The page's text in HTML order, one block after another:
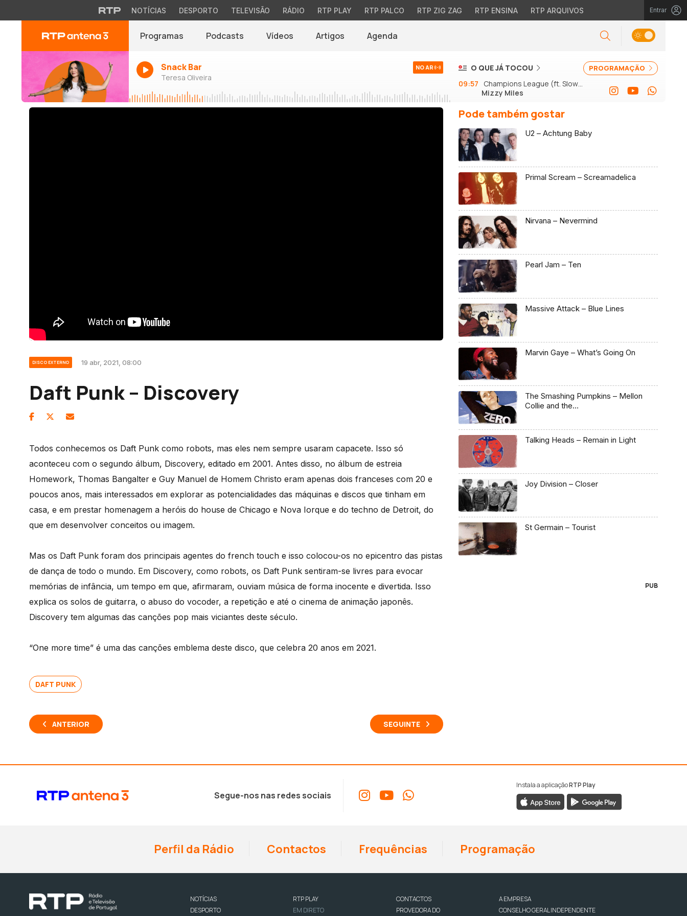
NOTÍCIAS DESPORTO TELEVISÃO RÁDIO RTP PLAY RTP PALCO RTP ZIG ZAG RTP ENSINA RTP ARQUIVOS Entrar
Programas Podcasts Vídeos Artigos Agenda
Snack Bar
Teresa Oliveira
NO AR PROGRAMAÇÃO
O QUE JÁ TOCOU
09:57
Champions League (ft. Slow J
e GSon)
Mizzy Miles
DISCO EXTERNO 19 abr, 2021, 08:00
Daft Punk – Discovery
Todos conhecemos os Daft Punk como robots, mas eles nem sempre usaram capacete. Isso só
aconteceu com o segundo álbum, Discovery, editado em 2001. Antes disso, no álbum de estreia
Homework, Thomas Bangalter e Guy Manuel de Homem Christo eram apenas dois franceses com 20 e
poucos anos, mais interessados em explorar as potencialidades das máquinas e discos que tinham em
casa, e em prestar homenagem a heróis do house de Chicago e Nova Iorque e do techno de Detroit, do
que em desenvolver conceitos ou imagem.
Mas os Daft Punk foram dos principais agentes do french touch e isso colocou-os no epicentro das pistas
de dança de todo o mundo. Em Discovery, como robots, os Daft Punk sentiram-se livres para evocar
memórias de infância, um tempo em que, afirmaram, ouviam música de forma inocente e divertida. Isso
explica os solos de guitarra, o abuso do vocoder, a repetição e até o cinema de animação japonês.
Discovery tem algumas das canções pop mais viciantes deste século.
“One more time” é uma das canções emblema deste disco, que celebra 20 anos em 2021.
DAFT PUNK
ANTERIOR SEGUINTE
Pode também gostar
U2 – Achtung Baby
Primal Scream – Screamadelica
Nirvana – Nevermind
Pearl Jam – Ten
Massive Attack – Blue Lines
Marvin Gaye – What’s Going On
The Smashing Pumpkins – Mellon
Collie and the…
Talking Heads – Remain in Light
Joy Division – Closer
St Germain – Tourist
PUB
Segue-nos nas redes sociais
Instala a aplicaçãoRTP Play
Perfil da Rádio Contactos Frequências Programação
NOTÍCIAS
DESPORTO
RTP PLAY
EM DIRETO
CONTACTOS
PROVEDORA DO
A EMPRESA
CONSELHO GERAL INDEPENDENTE